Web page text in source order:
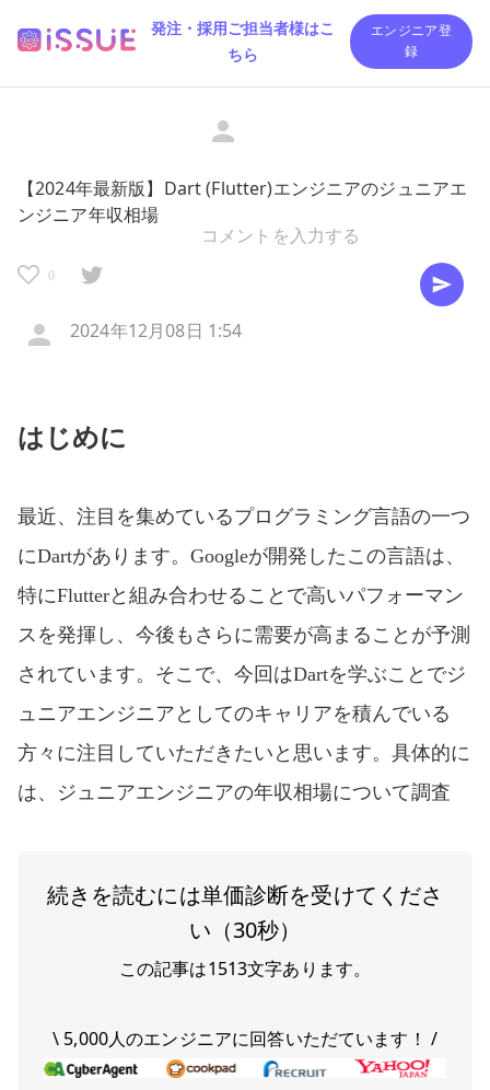
発注・採用ご担当者様はこ
ちら
エンジニア登
録
【2024年最新版】Dart (Flutter)エンジニアのジュニアエ
ンジニア年収相場
0
2024年12月08日 1:54
はじめに
最近、注目を集めているプログラミング言語の一つ
にDartがあります。Googleが開発したこの言語は、
特にFlutterと組み合わせることで高いパフォーマン
スを発揮し、今後もさらに需要が高まることが予測
されています。そこで、今回はDartを学ぶことでジ
ュニアエンジニアとしてのキャリアを積んでいる
方々に注目していただきたいと思います。具体的に
は、ジュニアエンジニアの年収相場について調査
続きを読むには単価診断を受けてくださ
い（30秒）
この記事は1513文字あります。
\ 5,000人のエンジニアに回答いただています！ /